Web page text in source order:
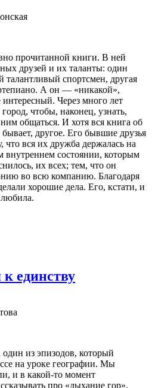
прочитанной книги. В ней
друзей и их таланты: один
талантливый спортсмен, другая
А он — «никакой»,
Через много лет
чтобы, наконец, узнать,
общаться. И хотя вся книга об
другое. Его бывшие друзья
что вся их дружба держалась на
внутреннем состоянии, которым
их всех; тем, что он
во всю компанию. Благодаря
хорошие дела. Его, кстати, и
любила.
единству
из эпизодов, который
на уроке географии. Мы
и в какой-то момент
про «дыхание гор».